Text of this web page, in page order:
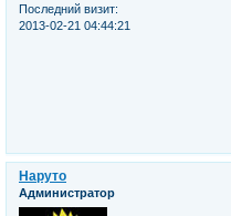
Последний визит:
2013-02-21 04:44:21
Наруто
Администратор